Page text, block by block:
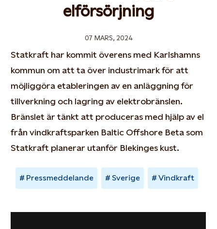
elförsörjning
07 MARS, 2024
Statkraft har kommit överens med Karlshamns
kommun om att ta över industrimark för att
möjliggöra etableringen av en anläggning för
tillverkning och lagring av elektrobränslen.
Bränslet är tänkt att produceras med hjälp av el
från vindkraftsparken Baltic Offshore Beta som
Statkraft planerar utanför Blekinges kust.
Pressmeddelande Sverige Vindkraft